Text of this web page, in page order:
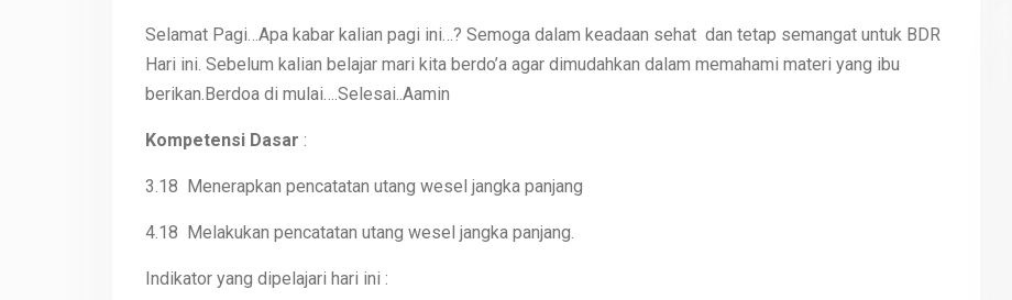
Selamat Pagi…Apa kabar kalian pagi ini…? Semoga dalam keadaan sehat dan tetap semangat untuk BDR
Hari ini. Sebelum kalian belajar mari kita berdo’a agar dimudahkan dalam memahami materi yang ibu
berikan.Berdoa di mulai….Selesai..Aamin
Kompetensi Dasar :
3.18 Menerapkan pencatatan utang wesel jangka panjang
4.18 Melakukan pencatatan utang wesel jangka panjang.
Indikator yang dipelajari hari ini :